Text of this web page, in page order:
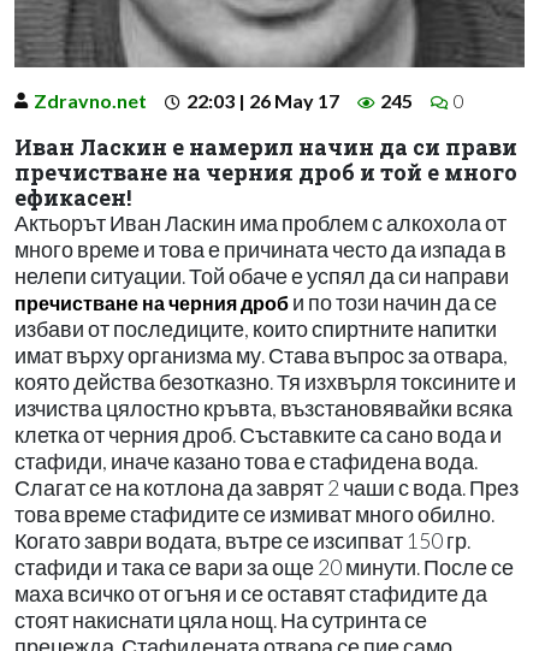
Zdravno.net 22:03 | 26 May 17 245 0
Иван Ласкин е намерил начин да си прави
пречистване на черния дроб и той е много
ефикасен!
Актьорът Иван Ласкин има проблем с алкохола от
много време и това е причината често да изпада в
нелепи ситуации. Той обаче е успял да си направи
пречистване на черния дроб и по този начин да се
избави от последиците, които спиртните напитки
имат върху организма му. Става въпрос за отвара,
която действа безотказно. Тя изхвърля токсините и
изчиства цялостно кръвта, възстановявайки всяка
клетка от черния дроб. Съставките са сано вода и
стафиди, иначе казано това е стафидена вода.
Слагат се на котлона да заврят 2 чаши с вода. През
това време стафидите се измиват много обилно.
Когато заври водата, вътре се изсипват 150 гр.
стафиди и така се вари за още 20 минути. После се
маха всичко от огъня и се оставят стафидите да
стоят накиснати цяла нощ. На сутринта се